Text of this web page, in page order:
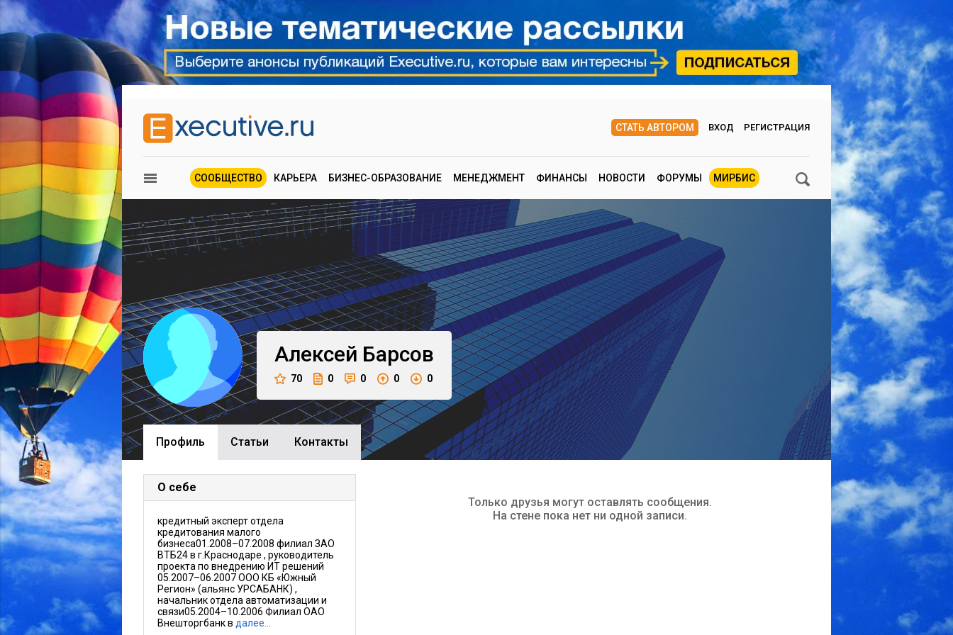
СТАТЬ АВТОРОМ ВХОД РЕГИСТРАЦИЯ
СООБЩЕСТВО КАРЬЕРА БИЗНЕС-ОБРАЗОВАНИЕ МЕНЕДЖМЕНТ ФИНАНСЫ НОВОСТИ ФОРУМЫ МИРБИС
Алексей Барсов
70 0 0 0 0
Профиль Cтатьи Контакты
О себе
кредитный эксперт отдела
кредитования малого
бизнеса01.2008–07.2008 филиал ЗАО
ВТБ24 в г.Краснодаре , руководитель
проекта по внедрению ИТ решений
05.2007–06.2007 ООО КБ «Южный
Регион» (альянс УРСАБАНК) ,
начальник отдела автоматизации и
связи05.2004–10.2006 Филиал ОАО
Внешторгбанк в далее…
Только друзья могут оставлять сообщения.
На стене пока нет ни одной записи.